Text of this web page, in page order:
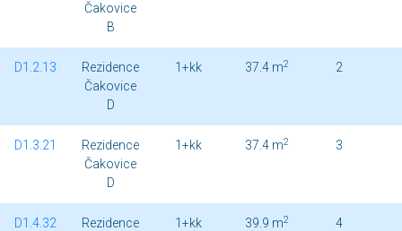
Čakovice
B
D1.2.13
Rezidence
Čakovice
D
1+kk 37.4 m2 2
D1.3.21
Rezidence
Čakovice
D
1+kk 37.4 m2 3
D1.4.32
Rezidence
1+kk 39.9 m2 4